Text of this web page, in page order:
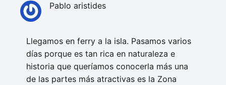
Pablo aristides
Llegamos en ferry a la isla. Pasamos varios
días porque es tan rica en naturaleza e
historia que queríamos conocerla más una
de las partes más atractivas es la Zona